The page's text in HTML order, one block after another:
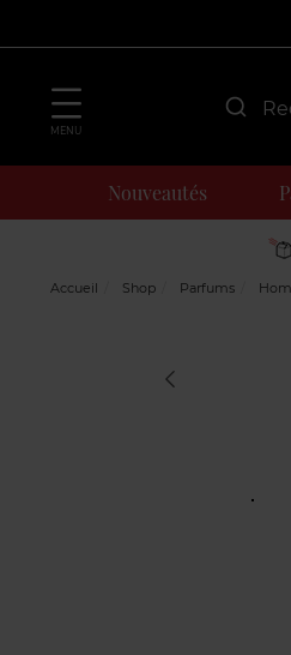
MENU
Nouveautés
Accueil Shop Parfums